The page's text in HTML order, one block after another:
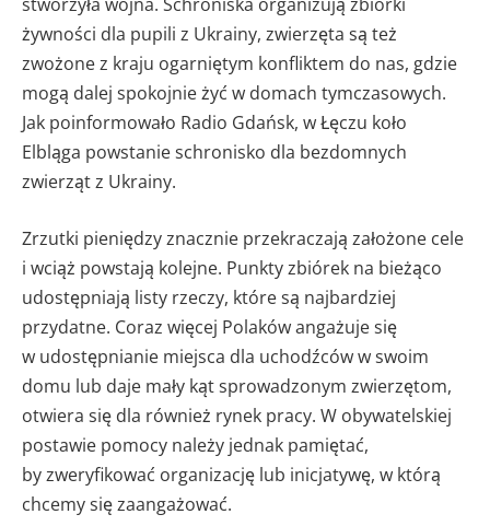
żywności dla pupili z Ukrainy, zwierzęta są też
zwożone z kraju ogarniętym konfliktem do nas, gdzie
mogą dalej spokojnie żyć w domach tymczasowych.
Jak poinformowało Radio Gdańsk, w Łęczu koło
Elbląga powstanie schronisko dla bezdomnych
zwierząt z Ukrainy.
Zrzutki pieniędzy znacznie przekraczają założone cele
i wciąż powstają kolejne. Punkty zbiórek na bieżąco
udostępniają listy rzeczy, które są najbardziej
przydatne. Coraz więcej Polaków angażuje się
w udostępnianie miejsca dla uchodźców w swoim
domu lub daje mały kąt sprowadzonym zwierzętom,
otwiera się dla również rynek pracy. W obywatelskiej
postawie pomocy należy jednak pamiętać,
by zweryfikować organizację lub inicjatywę, w którą
chcemy się zaangażować.